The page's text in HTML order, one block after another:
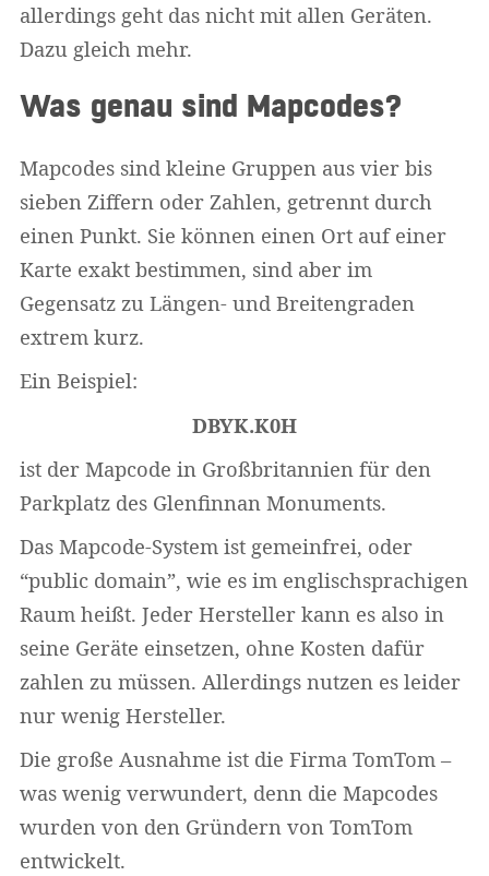
allerdings geht das nicht mit allen Geräten.
Dazu gleich mehr.
Was genau sind Mapcodes?
Mapcodes sind kleine Gruppen aus vier bis
sieben Ziffern oder Zahlen, getrennt durch
einen Punkt. Sie können einen Ort auf einer
Karte exakt bestimmen, sind aber im
Gegensatz zu Längen- und Breitengraden
extrem kurz.
Ein Beispiel:
DBYK.K0H
ist der Mapcode in Großbritannien für den
Parkplatz des Glenfinnan Monuments.
Das Mapcode-System ist gemeinfrei, oder
“public domain”, wie es im englischsprachigen
Raum heißt. Jeder Hersteller kann es also in
seine Geräte einsetzen, ohne Kosten dafür
zahlen zu müssen. Allerdings nutzen es leider
nur wenig Hersteller.
Die große Ausnahme ist die Firma TomTom –
was wenig verwundert, denn die Mapcodes
wurden von den Gründern von TomTom
entwickelt.